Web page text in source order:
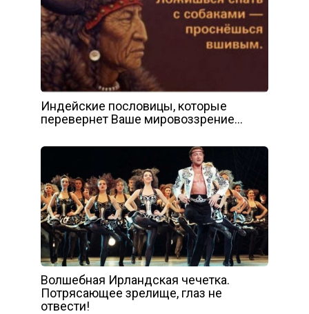
Индейские пословицы, которые
перевернет Ваше мировоззрение…
Волшебная Ирландская чечетка.
Потрясающее зрелище, глаз не
отвести!